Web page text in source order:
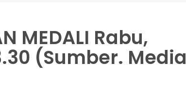
MEDALI Rabu,
(Sumber. Media